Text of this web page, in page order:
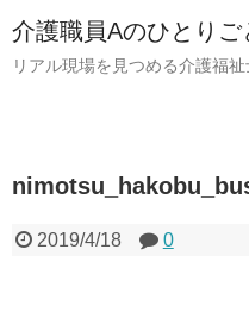
介護職員Aのひとりご
リアル現場を見つめる介護福
2019/4/18 0